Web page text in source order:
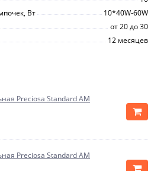
Вт
10*40W-60W
от 20 до 30
12 месяцев
Preciosa Standard AM
Preciosa Standard AM